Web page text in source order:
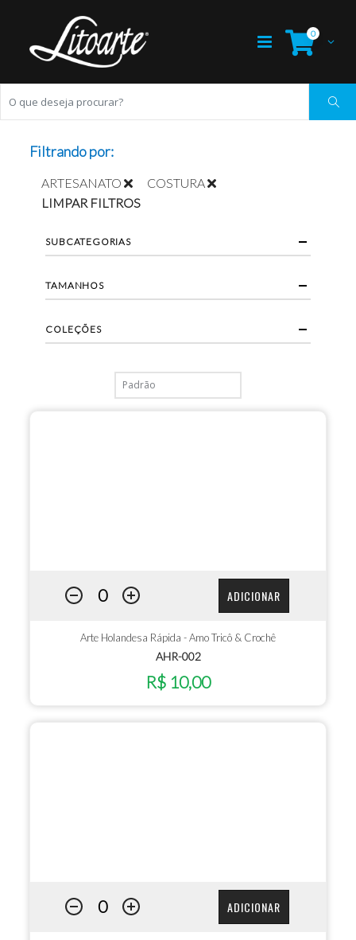
0
ADICIONAR
Arte Holandesa Rápida - Amo Tricô & Crochê
AHR-002
R$ 10,00
ADICIONAR
Filtrando por:
ARTESANATO
COSTURA
LIMPAR FILTROS
SUBCATEGORIAS
TAMANHOS
COLEÇÕES